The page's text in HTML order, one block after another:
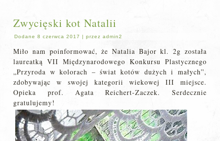
Zwycięski kot Natalii
Dodane 8 czerwca 2017 |przez admin2
Miło nam poinformować, że Natalia Bajor kl. 2g została
laureatką VII Międzynarodowego Konkursu Plastycznego
„Przyroda w kolorach – świat kotów dużych i małych”,
zdobywając w swojej kategorii wiekowej III miejsce.
Opieka prof. Agata Reichert-Zaczek. Serdecznie
gratulujemy!